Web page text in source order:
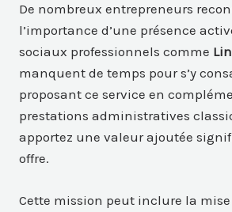
De nombreux entrepreneurs
l’importance d’une présence
sociaux professionnels comme
manquent de temps pour s’y
proposant ce service en
prestations administratives
apportez une valeur ajoutée
offre.
Cette mission peut inclure la